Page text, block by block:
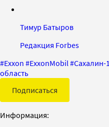
Тимур Батыров
Редакция Forbes
#Exxon #ExxonMobil #Сахалин-1
область
Подписаться
Информация: